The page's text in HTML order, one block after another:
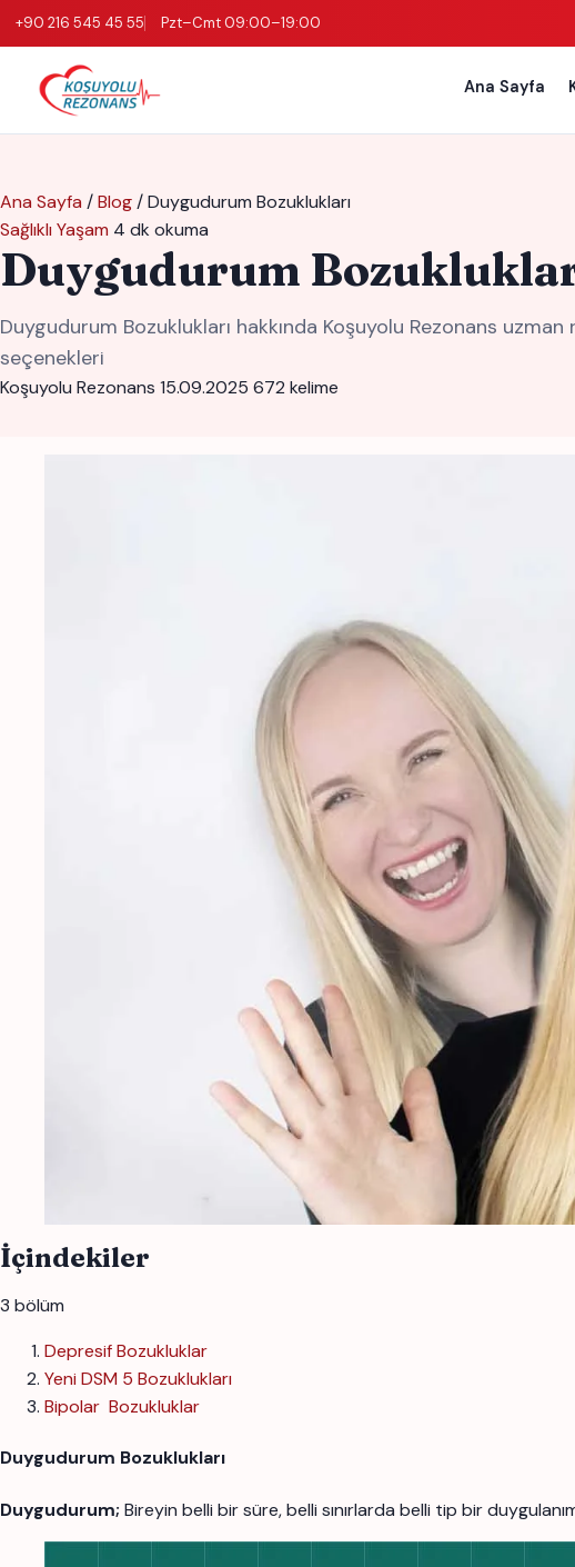
+90 216 545 45 55 Pzt–Cmt 09:00–19:00
Ana Sayfa
Ana Sayfa /Blog/Duygudurum Bozuklukları
Sağlıklı Yaşam 4 dk okuma
Duygudurum
Duygudurum Bozuklukları hakkında Koşuyolu Rezonans
seçenekleri
Koşuyolu Rezonans 15.09.2025 672 kelime
İçindekiler
3 bölüm
Depresif Bozukluklar
Yeni DSM 5 Bozuklukları
Bipolar Bozukluklar
Duygudurum Bozuklukları
Duygudurum; Bireyin belli bir süre, belli sınırlarda belli tip bir